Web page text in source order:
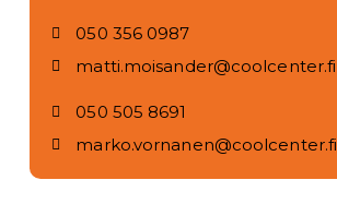
050 356 0987
matti.moisander@coolcenter.fi
050 505 8691
marko.vornanen@coolcenter.fi